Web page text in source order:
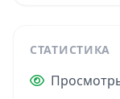
СТАТИСТИКА